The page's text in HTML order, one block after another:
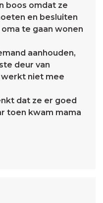
boos omdat ze
en besluiten
te gaan wonen
aanhouden,
deur van
niet mee
dat ze er goed
toen kwam mama